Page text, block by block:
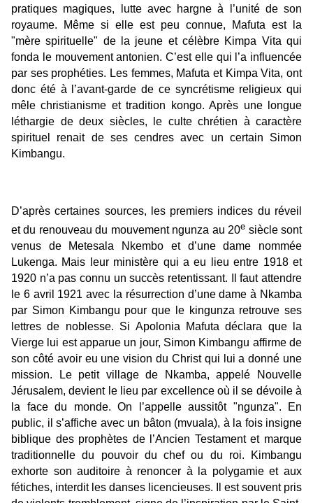
pratiques magiques, lutte avec hargne à l’unité de son
royaume. Même si elle est peu connue, Mafuta est la
"mère spirituelle" de la jeune et célèbre Kimpa Vita qui
fonda le mouvement antonien. C’est elle qui l’a influencée
par ses prophéties. Les femmes, Mafuta et Kimpa Vita, ont
donc été à l’avant-garde de ce syncrétisme religieux qui
mêle christianisme et tradition kongo. Après une longue
léthargie de deux siècles, le culte chrétien à caractère
spirituel renait de ses cendres avec un certain Simon
Kimbangu.
D’après certaines sources, les premiers indices du réveil
et du renouveau du mouvement ngunza au 20e siècle sont
venus de Metesala Nkembo et d’une dame nommée
Lukenga. Mais leur ministère qui a eu lieu entre 1918 et
1920 n’a pas connu un succès retentissant. Il faut attendre
le 6 avril 1921 avec la résurrection d’une dame à Nkamba
par Simon Kimbangu pour que le kingunza retrouve ses
lettres de noblesse. Si Apolonia Mafuta déclara que la
Vierge lui est apparue un jour, Simon Kimbangu affirme de
son côté avoir eu une vision du Christ qui lui a donné une
mission. Le petit village de Nkamba, appelé Nouvelle
Jérusalem, devient le lieu par excellence où il se dévoile à
la face du monde. On l’appelle aussitôt "ngunza". En
public, il s’affiche avec un bâton (mvuala), à la fois insigne
biblique des prophètes de l’Ancien Testament et marque
traditionnelle du pouvoir du chef ou du roi. Kimbangu
exhorte son auditoire à renoncer à la polygamie et aux
fétiches, interdit les danses licencieuses. Il est souvent pris